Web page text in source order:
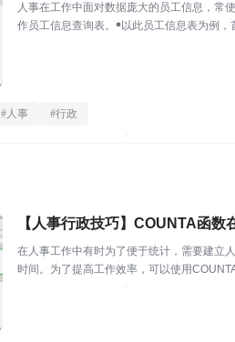
人事在工作中面对数据庞大的员工信息，常
作员工信息查询表。￭以此员工信息表为例
#人事 #行政
【人事行政技巧】COUNTA函
在人事工作中有时为了便于统计，需要建立
时间。为了提高工作效率，可以使用